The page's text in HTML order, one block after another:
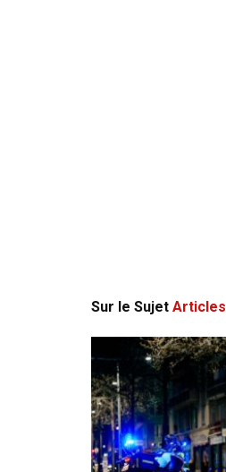
Sur le Sujet Articles